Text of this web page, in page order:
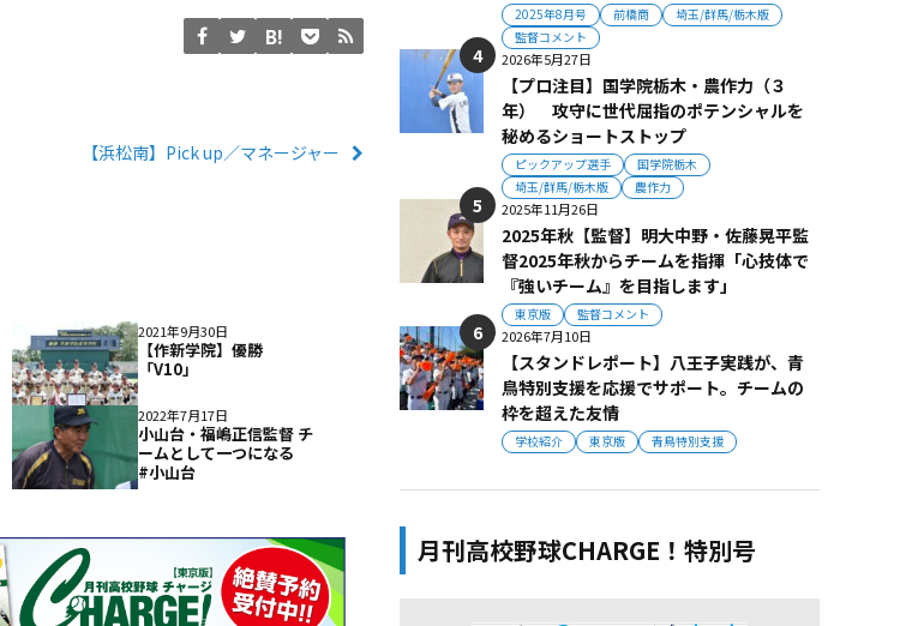
【浜松南】Pick up／マネージャー
2021年9月30日
【作新学院】優勝
「V10」
2022年7月17日
小山台・福嶋正信監督 チ
ームとして一つになる
#小山台
2025年8月号 前橋商
埼玉/群馬/栃木版
監督コメント
2026年5月27日
【プロ注目】国学院栃木・農作力（３
年） 攻守に世代屈指のポテンシャルを
秘めるショートストップ
ピックアップ選手
国学院栃木
埼玉/群馬/栃木版
農作力
2025年11月26日
2025年秋【監督】明大中野・佐藤晃平監
督2025年秋からチームを指揮「心技体で
『強いチーム』を目指します」
東京版 監督コメント
2026年7月10日
【スタンドレポート】八王子実践が、青
鳥特別支援を応援でサポート。チームの
枠を超えた友情
学校紹介 東京版 青鳥特別支援
月刊高校野球CHARGE！特別号